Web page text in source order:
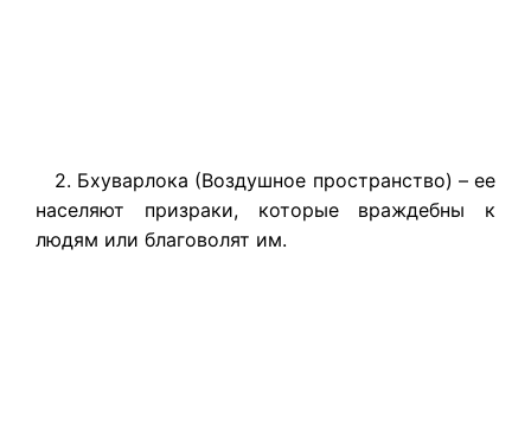
2. Бхуварлока (Воздушное пространство) – ее
населяют призраки, которые враждебны к
людям или благоволят им.